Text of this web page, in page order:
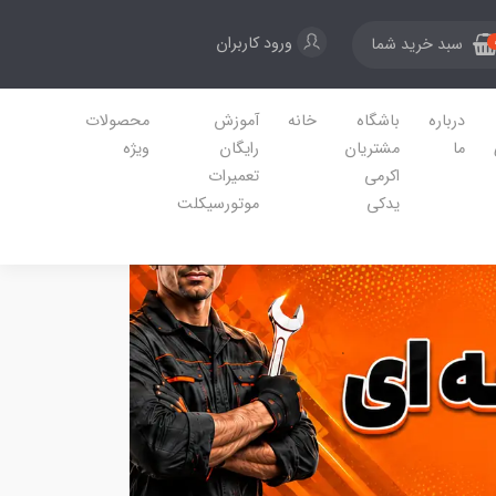
سبد خرید شما ورود کاربران
درباره
ما
باشگاه
مشتریان
اکرمی
یدکی
خانه
آموزش
رایگان
تعمیرات
موتورسیکلت
محصولات
ویژه